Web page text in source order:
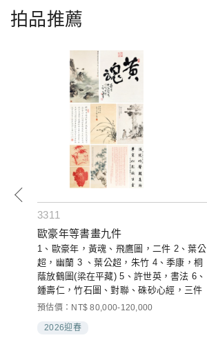
拍品推薦
3311
歐豪年等書畫九件
1、歐豪年，黃魂、飛鷹圖，二件 2、葉公
超，幽蘭 3 、葉公超，朱竹 4、季康，桐
蔭放鶴圖(梁在平藏) 5、許世英，書法 6、
鍾壽仁，竹石圖、對聯、硃砂心經，三件
預估價：NT$ 80,000-120,000
2026迎春